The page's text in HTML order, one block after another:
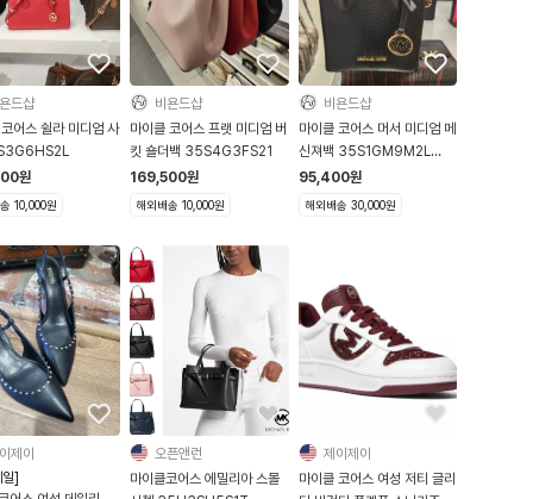
드샵
어스 쉴라 미디엄 사
원
10,000원
비욘드샵
마이클 코어스 프랫 미디엄 버
킷 숄더백 35S4G3FS21
169,500원
해외배송 10,000원
비욘드샵
마이클 코어스 머서 미디엄 메
신져백 35S1GM9M2L
35S1GM9MSL 미국직배송
95,400원
해외배송 30,000원
제이
]
오픈앤런
마이클코어스 에밀리아 스몰
제이제이
마이클 코어스 여성 저티 글리